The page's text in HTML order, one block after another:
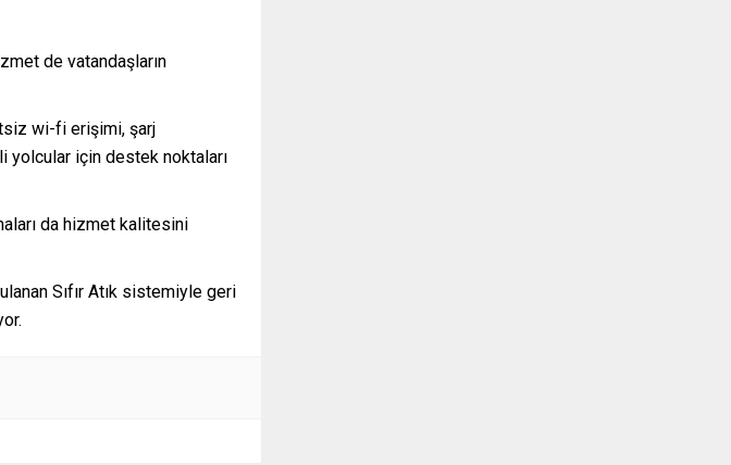
de vatandaşların
wi-fi erişimi, şarj
yolcular için destek noktaları
da hizmet kalitesini
Sıfır Atık sistemiyle geri